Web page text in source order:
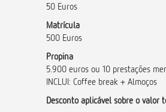
50 Euros
Matrícula
500 Euros
Propina
5.900 euros ou 10 prestações
INCLUI: Coffee break + Almoços
Desconto aplicável sobre o valor